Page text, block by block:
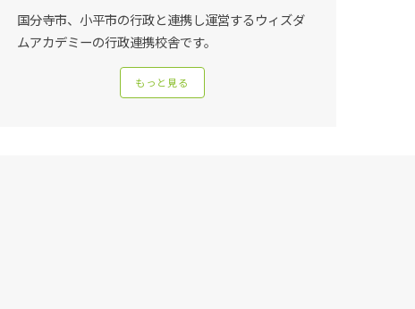
国分寺市、小平市の行政と連携し運営するウィズダ
ムアカデミーの行政連携校舎です。
もっと見る